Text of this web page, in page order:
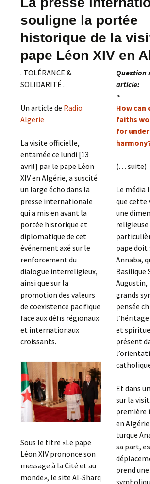
souligne la portée
historique de la
pape Léon XIV en
. TOLÉRANCE &
SOLIDARITÉ .
Un article de Radio
Algerie
La visite officielle,
entamée ce lundi [13
avril] par le pape Léon
XIV en Algérie, a suscité
un large écho dans la
presse internationale
qui a mis en avant la
portée historique et
diplomatique de cet
événement axé sur le
renforcement du
dialogue interreligieux,
ainsi que sur la
promotion des valeurs
de coexistence pacifique
face aux défis régionaux
et internationaux
croissants.
Sous le titre «Le pape
Léon XIV prononce son
message à la Cité et au
monde», le site Al-Sharq
Question
article:
>
How can
faiths
for
(. . . suite)
Le média
que cette
une
pape doit
Annaba,
Basilique
Augustin,
grands
pensée
et
présent
Et dans
sur la
première
en
turque
sa part,
prend